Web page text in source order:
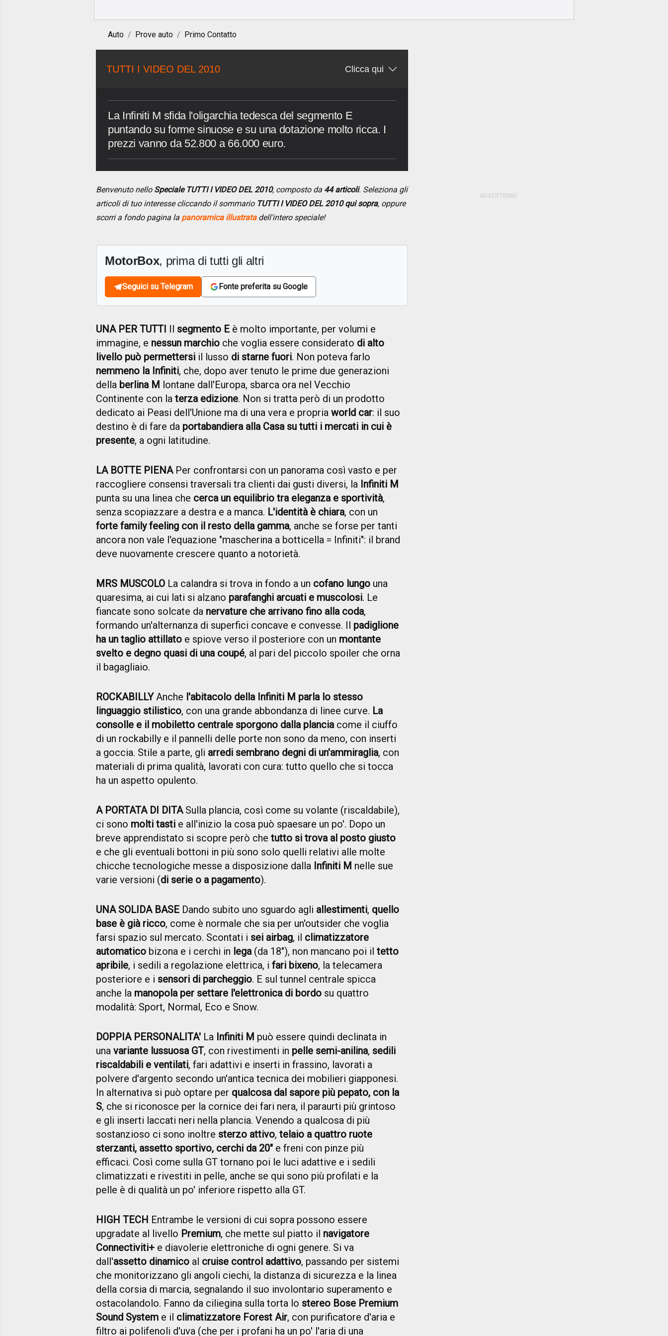
Auto Prove auto Primo Contatto
TUTTI I VIDEO DEL 2010 Clicca qui
La Infiniti M sfida l'oligarchia tedesca del segmento E
puntando su forme sinuose e su una dotazione molto ricca. I
prezzi vanno da 52.800 a 66.000 euro.
Benvenuto nello Speciale TUTTI I VIDEO DEL 2010, composto da 44 articoli. Seleziona gli
articoli di tuo interesse cliccando il sommario TUTTI I VIDEO DEL 2010 qui sopra, oppure
scorri a fondo pagina la panoramica illustratadell'intero speciale!
MotorBox, prima di tutti gli altri
Seguici su Telegram Fonte preferita su Google
UNA PER TUTTI Il segmento E è molto importante, per volumi e
immagine, e nessun marchio che voglia essere considerato di alto
livello può permettersi il lusso di starne fuori. Non poteva farlo
nemmeno la Infiniti, che, dopo aver tenuto le prime due generazioni
della berlina M lontane dall'Europa, sbarca ora nel Vecchio
Continente con la terza edizione. Non si tratta però di un prodotto
dedicato ai Peasi dell'Unione ma di una vera e propria world car: il suo
destino è di fare da portabandiera alla Casa su tutti i mercati in cui è
presente, a ogni latitudine.
LA BOTTE PIENAPer confrontarsi con un panorama così vasto e per
raccogliere consensi traversali tra clienti dai gusti diversi, la Infiniti M
punta su una linea che cerca un equilibrio tra eleganza e sportività,
senza scopiazzare a destra e a manca. L'identità è chiara, con un
forte family feeling con il resto della gamma, anche se forse per tanti
ancora non vale l'equazione "mascherina a botticella = Infiniti": il brand
deve nuovamente crescere quanto a notorietà.
MRS MUSCOLO La calandra si trova in fondo a un cofano lungo una
quaresima, ai cui lati si alzano parafanghi arcuati e muscolosi. Le
fiancate sono solcate da nervature che arrivano fino alla coda,
formando un'alternanza di superfici concave e convesse. Il padiglione
ha un taglio attillato e spiove verso il posteriore con un montante
svelto e degno quasi di una coupé, al pari del piccolo spoiler che orna
il bagagliaio.
ROCKABILLYAnche l'abitacolo della Infiniti M parla lo stesso
linguaggio stilistico, con una grande abbondanza di linee curve. La
consolle e il mobiletto centrale sporgono dalla planciacome il ciuffo
di un rockabilly e il pannelli delle porte non sono da meno, con inserti
a goccia. Stile a parte, gli arredi sembrano degni di un'ammiraglia, con
materiali di prima qualità, lavorati con cura: tutto quello che si tocca
ha un aspetto opulento.
A PORTATA DI DITASulla plancia, così come su volante (riscaldabile),
ci sono molti tasti e all'inizio la cosa può spaesare un po'. Dopo un
breve apprendistato si scopre però che tutto si trova al posto giusto
e che gli eventuali bottoni in più sono solo quelli relativi alle molte
chicche tecnologiche messe a disposizione dalla Infiniti M nelle sue
varie versioni (di serie o a pagamento).
UNA SOLIDA BASE Dando subito uno sguardo agli allestimenti, quello
base è già ricco, come è normale che sia per un'outsider che voglia
farsi spazio sul mercato. Scontati i sei airbag, il climatizzatore
automatico bizona e i cerchi in lega(da 18"), non mancano poi il tetto
apribile, i sedili a regolazione elettrica, i fari bixeno, la telecamera
posteriore e i sensori di parcheggio. E sul tunnel centrale spicca
anche la manopola per settare l'elettronica di bordo su quattro
modalità: Sport, Normal, Eco e Snow.
DOPPIA PERSONALITA' La Infiniti M può essere quindi declinata in
una variante lussuosa GT, con rivestimenti in pelle semi-anilina, sedili
riscaldabili e ventilati, fari adattivi e inserti in frassino, lavorati a
polvere d'argento secondo un'antica tecnica dei mobilieri giapponesi.
In alternativa si può optare per qualcosa dal sapore più pepato, con la
S, che si riconosce per la cornice dei fari nera, il paraurti più grintoso
e gli inserti laccati neri nella plancia. Venendo a qualcosa di più
sostanzioso ci sono inoltre sterzo attivo, telaio a quattro ruote
sterzanti, assetto sportivo, cerchi da 20" e freni con pinze più
efficaci. Così come sulla GT tornano poi le luci adattive e i sedili
climatizzati e rivestiti in pelle, anche se qui sono più profilati e la
pelle è di qualità un po' inferiore rispetto alla GT.
HIGH TECH Entrambe le versioni di cui sopra possono essere
upgradate al livello Premium, che mette sul piatto il navigatore
Connectiviti+ e diavolerie elettroniche di ogni genere. Si va
dall'assetto dinamico al cruise control adattivo, passando per sistemi
che monitorizzano gli angoli ciechi, la distanza di sicurezza e la linea
della corsia di marcia, segnalando il suo involontario superamento e
ostacolandolo. Fanno da ciliegina sulla torta lo stereo Bose Premium
Sound System e il climatizzatore Forest Air, con purificatore d'aria e
filtro ai polifenoli d'uva (che per i profani ha un po' l'aria di una